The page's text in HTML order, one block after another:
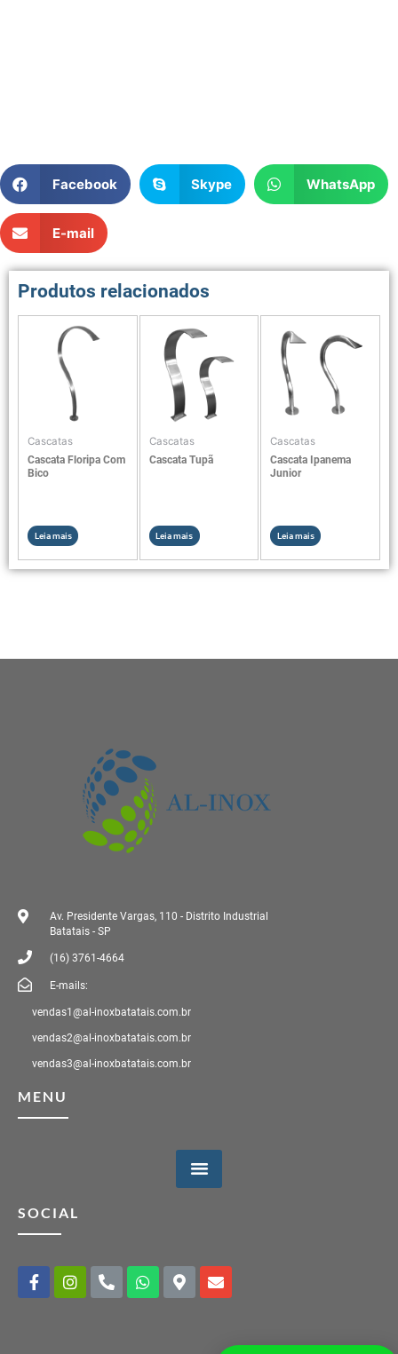
Facebook Skype WhatsApp
E-mail
Produtos relacionados
Cascatas
Cascata Floripa Com
Bico
Leia mais
Cascatas
Cascata Tupã
Leia mais
Cascatas
Cascata Ipanema
Junior
Leia mais
Av. Presidente Vargas, 110 - Distrito Industrial
Batatais - SP
(16) 3761-4664
E-mails:
vendas1@al-inoxbatatais.com.br
vendas2@al-inoxbatatais.com.br
vendas3@al-inoxbatatais.com.br
MENU
SOCIAL